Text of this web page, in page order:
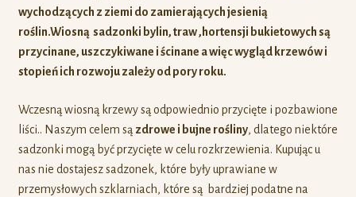
wychodzących z ziemi do zamierających jesienią
roślin.Wiosną sadzonki bylin, traw ,hortensji bukietowych są
przycinane, uszczykiwane i ścinane a więcwygląd krzewów i
stopień ich rozwoju zależy od pory roku.
Wczesną wiosną krzewy są odpowiednio przycięte i pozbawione
liści.. Naszym celem są zdrowe i bujne rośliny, dlatego niektóre
sadzonki mogą być przycięte w celu rozkrzewienia. Kupując u
nas nie dostajesz sadzonek, które były uprawiane w
przemysłowych szklarniach, które są bardziej podatne na